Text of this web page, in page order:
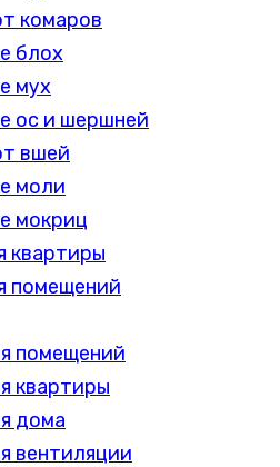
комаров
блох
мух
ос и шершней
вшей
моли
мокриц
квартиры
помещений
помещений
квартиры
дома
вентиляции